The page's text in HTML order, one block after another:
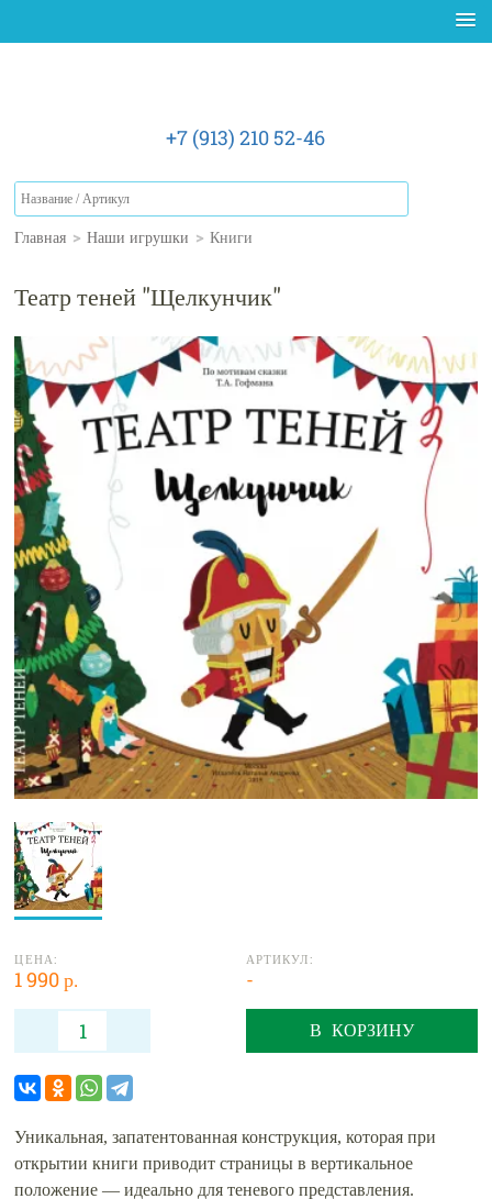
+7 (913) 210 52-46
Главная > Наши игрушки > Книги
Театр теней "Щелкунчик"
ЦЕНА:
1 990 р.
АРТИКУЛ:
-
В КОРЗИНУ
Уникальная, запатентованная конструкция, которая при
открытии книги приводит страницы в вертикальное
положение — идеально для теневого представления.